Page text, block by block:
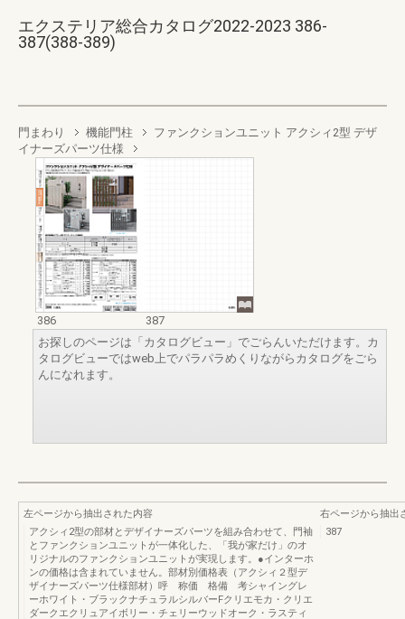
エクステリア総合カタログ2022-2023 386-
387(388-389)
門まわり 機能門柱
ファンクションユニット アクシィ2型 デザ
イナーズパーツ仕様
386
387
お探しのページは「カタログビュー」でごらんいただけます。カ
タログビューではweb上でパラパラめくりながらカタログをごら
んになれます。
左ページから抽出された内容
アクシィ2型の部材とデザイナーズパーツを組み合わせて、門袖
とファンクションユニットが一体化した、「我が家だけ」のオ
リジナルのファンクションユニットが実現します。●インターホ
ンの価格は含まれていません。部材別価格表（アクシィ２型デ
ザイナーズパーツ仕様部材）呼 称価 格備 考シャイングレ
ーホワイト・ブラックナチュラルシルバーFクリエモカ・クリエ
ダークエクリュアイボリー・チェリーウッドオーク・ラスティ
右ページから抽出
387